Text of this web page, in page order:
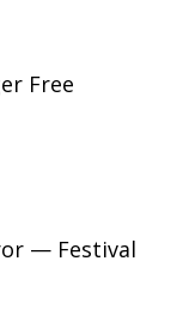
Free
— Festival